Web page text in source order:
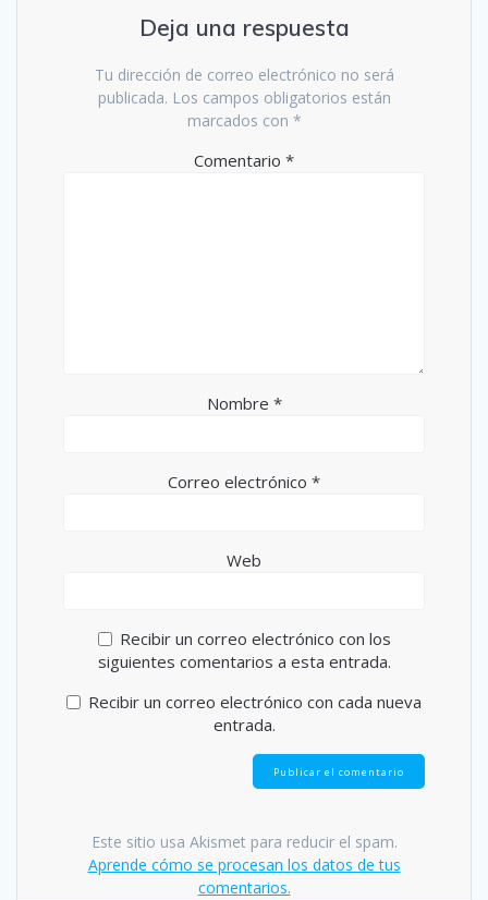
Deja una respuesta
Tu dirección de correo electrónico no será
publicada. Los campos obligatorios están
marcados con *
Comentario *
Nombre *
Correo electrónico *
Web
Recibir un correo electrónico con los
siguientes comentarios a esta entrada.
Recibir un correo electrónico con cada nueva
entrada.
Este sitio usa Akismet para reducir el spam.
Aprende cómo se procesan los datos de tus
comentarios.